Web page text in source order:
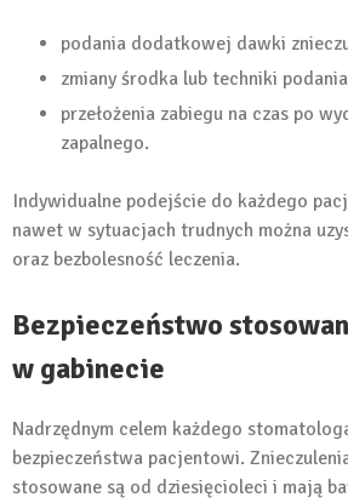
podania dodatkowej dawki
zmiany środka lub techniki
przełożenia zabiegu na czas po
zapalnego.
Indywidualne podejście do każdego
nawet w sytuacjach trudnych można
oraz bezbolesność leczenia.
Bezpieczeństwo
w gabinecie
Nadrzędnym celem każdego
bezpieczeństwa pacjentowi.
stosowane są od dziesięcioleci i mają